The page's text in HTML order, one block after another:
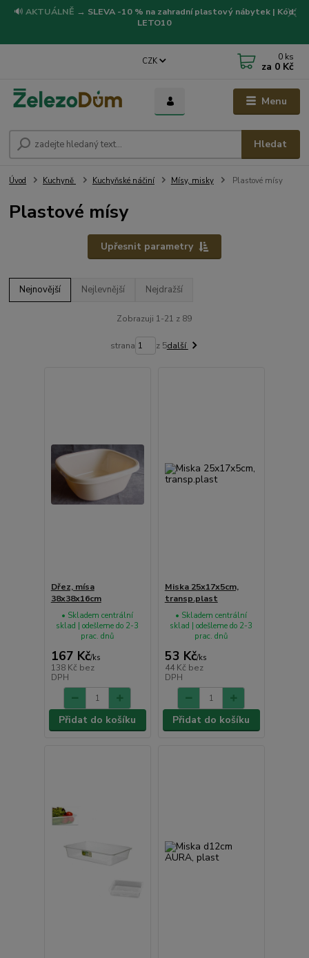
🔊 AKTUÁLNĚ → SLEVA -10 % na zahradní plastový nábytek | Kód:
LETO10
Menu
CZK
Hledat
0 ks
za 0 Kč
Úvod Kuchyně Kuchyňské náčiní Mísy, misky Plastové mísy
Plastové mísy
Upřesnit parametry
Nejnovější Nejlevnější Nejdražší
Zobrazuji 1-21 z 89
strana z 5další
Dřez, mísa
38x38x16cm
167 Kč/ks
138 Kč bez
DPH
• Skladem centrální
sklad | odešleme do 2-3
prac. dnů
Přidat do košíku
Miska 25x17x5cm,
transp.plast
53 Kč/ks
44 Kč bez
DPH
• Skladem centrální
sklad | odešleme do 2-3
prac. dnů
Přidat do košíku